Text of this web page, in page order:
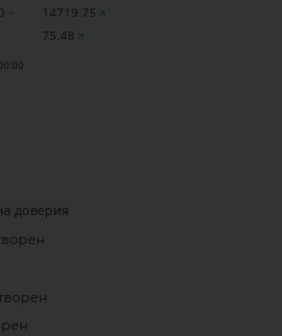
14719.75
75.48
доверия